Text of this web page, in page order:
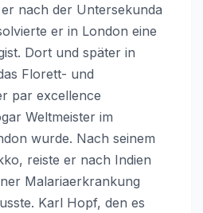
nach der Untersekunda
er in London eine
Dort und später in
Florett- und
par excellence
Weltmeister im
wurde. Nach seinem
reiste er nach Indien
Malariaerkrankung
Karl Hopf, den es